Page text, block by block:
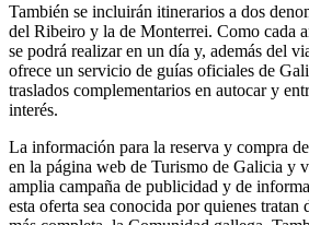
También se incluirán itinerarios a dos
del Ribeiro y la de Monterrei. Como cada
se podrá realizar en un día y, además del
ofrece un servicio de guías oficiales de
traslados complementarios en autocar y
interés.
La información para la reserva y compra
en la página web de Turismo de Galicia y
amplia campaña de publicidad y de
esta oferta sea conocida por quienes tratan